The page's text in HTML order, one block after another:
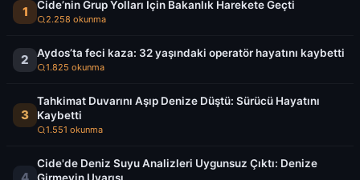
1 Cide’nin Grup Yolları İçin Bakanlık Harekete Geçti
2.258 okunma
2 Aydos’ta feci kaza: 32 yaşındaki operatör hayatını kaybetti
1.825 okunma
3
Tahkimat Duvarını Aşıp Denize Düştü: Sürücü Hayatını
Kaybetti
1.551 okunma
Cide'de Deniz Suyu Analizleri Uygunsuz Çıktı: Denize